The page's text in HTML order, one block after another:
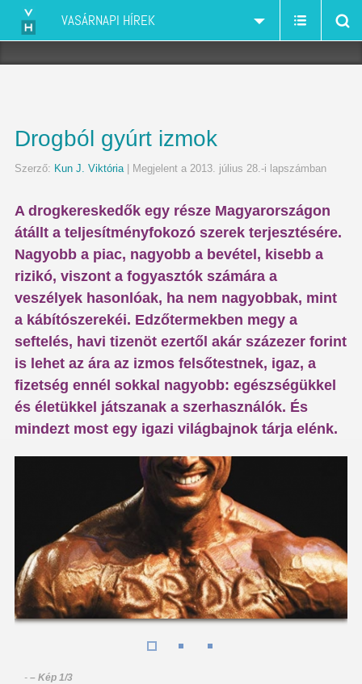
VASÁRNAPI HÍREK
Drogból gyúrt izmok
Szerző: Kun J. Viktória| Megjelent a 2013. július 28.-i lapszámban
A drogkereskedők egy része Magyarországon
átállt a teljesítményfokozó szerek terjesztésére.
Nagyobb a piac, nagyobb a bevétel, kisebb a
rizikó, viszont a fogyasztók számára a
veszélyek hasonlóak, ha nem nagyobbak, mint
a kábítószerekéi. Edzőtermekben megy a
seftelés, havi tizenöt ezertől akár százezer forint
is lehet az ára az izmos felsőtestnek, igaz, a
fizetség ennél sokkal nagyobb: egészségükkel
és életükkel játszanak a szerhasználók. És
mindezt most egy igazi világbajnok tárja elénk.
-– Kép 1/3